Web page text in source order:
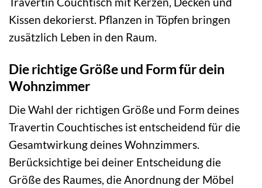
Kissen dekorierst. Pflanzen in Töpfen bringen
zusätzlich Leben in den Raum.
Die richtige Größe und Form für dein
Wohnzimmer
Die Wahl der richtigen Größe und Form deines
Travertin Couchtisches ist entscheidend für die
Gesamtwirkung deines Wohnzimmers.
Berücksichtige bei deiner Entscheidung die
Größe des Raumes, die Anordnung der Möbel